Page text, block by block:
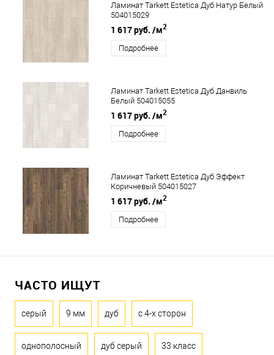
Ламинат Tarkett Estetica Дуб Натур Белый
504015029
1 617 руб. /м2
Подробнее
Ламинат Tarkett Estetica Дуб Данвиль
Белый 504015055
1 617 руб. /м2
Подробнее
Ламинат Tarkett Estetica Дуб Эффект
Коричневый 504015027
1 617 руб. /м2
Подробнее
ЧАСТО ИЩУТ
серый 9 мм дуб с 4-х сторон
однополосный дуб серый 33 класс